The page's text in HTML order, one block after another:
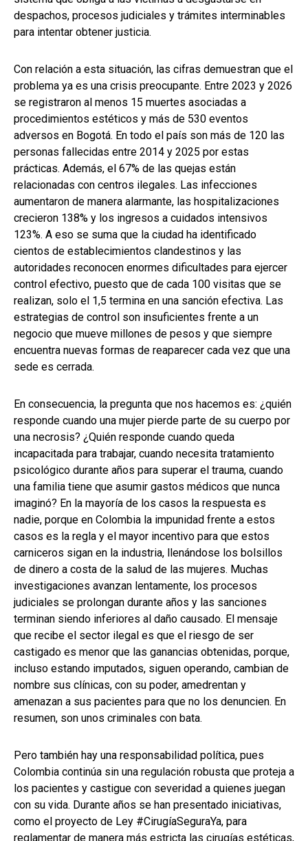
despachos, procesos judiciales y trámites interminables
para intentar obtener justicia.
Con relación a esta situación, las cifras demuestran que el
problema ya es una crisis preocupante. Entre 2023 y 2026
se registraron al menos 15 muertes asociadas a
procedimientos estéticos y más de 530 eventos
adversos en Bogotá. En todo el país son más de 120 las
personas fallecidas entre 2014 y 2025 por estas
prácticas. Además, el 67% de las quejas están
relacionadas con centros ilegales. Las infecciones
aumentaron de manera alarmante, las hospitalizaciones
crecieron 138% y los ingresos a cuidados intensivos
123%. A eso se suma que la ciudad ha identificado
cientos de establecimientos clandestinos y las
autoridades reconocen enormes dificultades para ejercer
control efectivo, puesto que de cada 100 visitas que se
realizan, solo el 1,5 termina en una sanción efectiva. Las
estrategias de control son insuficientes frente a un
negocio que mueve millones de pesos y que siempre
encuentra nuevas formas de reaparecer cada vez que una
sede es cerrada.
En consecuencia, la pregunta que nos hacemos es: ¿quién
responde cuando una mujer pierde parte de su cuerpo por
una necrosis? ¿Quién responde cuando queda
incapacitada para trabajar, cuando necesita tratamiento
psicológico durante años para superar el trauma, cuando
una familia tiene que asumir gastos médicos que nunca
imaginó? En la mayoría de los casos la respuesta es
nadie, porque en Colombia la impunidad frente a estos
casos es la regla y el mayor incentivo para que estos
carniceros sigan en la industria, llenándose los bolsillos
de dinero a costa de la salud de las mujeres. Muchas
investigaciones avanzan lentamente, los procesos
judiciales se prolongan durante años y las sanciones
terminan siendo inferiores al daño causado. El mensaje
que recibe el sector ilegal es que el riesgo de ser
castigado es menor que las ganancias obtenidas, porque,
incluso estando imputados, siguen operando, cambian de
nombre sus clínicas, con su poder, amedrentan y
amenazan a sus pacientes para que no los denuncien. En
resumen, son unos criminales con bata.
Pero también hay una responsabilidad política, pues
Colombia continúa sin una regulación robusta que proteja a
los pacientes y castigue con severidad a quienes juegan
con su vida. Durante años se han presentado iniciativas,
como el proyecto de Ley #CirugíaSeguraYa, para
reglamentar de manera más estricta las cirugías estéticas,